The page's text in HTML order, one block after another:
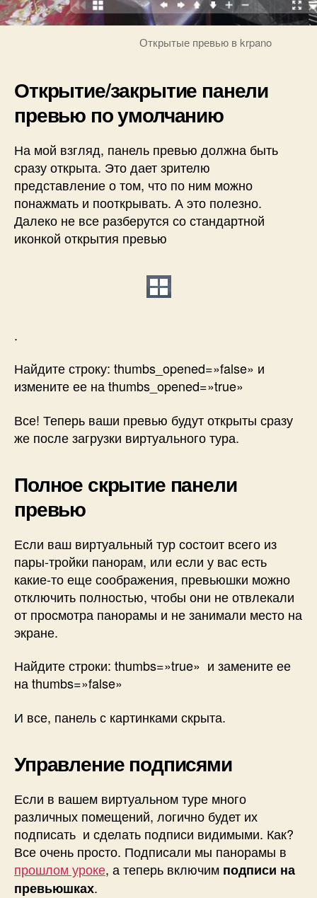
Открытые превью в krpano
Открытие/закрытие панели
превью по умолчанию
На мой взгляд, панель превью должна быть
сразу открыта. Это дает зрителю
представление о том, что по ним можно
понажмать и пооткрывать. А это полезно.
Далеко не все разберутся со стандартной
иконкой открытия превью
.
Найдите строку: thumbs_opened=»false» и
измените ее наthumbs_opened=»true»
Все! Теперь ваши превью будут открыты сразу
же после загрузки виртуального тура.
Полное скрытие панели
превью
Если ваш виртуальный тур состоит всего из
пары-тройки панорам, или если у вас есть
какие-то еще соображения, превьюшки можно
отключить полностью, чтобы они не отвлекали
от просмотра панорамы и не занимали место на
экране.
Найдите строки: thumbs=»true» и замените ее
наthumbs=»false»
И все, панель с картинками скрыта.
Управление подписями
Если в вашем виртуальном туре много
различных помещений, логично будет их
подписать и сделать подписи видимыми. Как?
Все очень просто. Подписали мы панорамы в
прошлом уроке, а теперь включим подписи на
превьюшках.